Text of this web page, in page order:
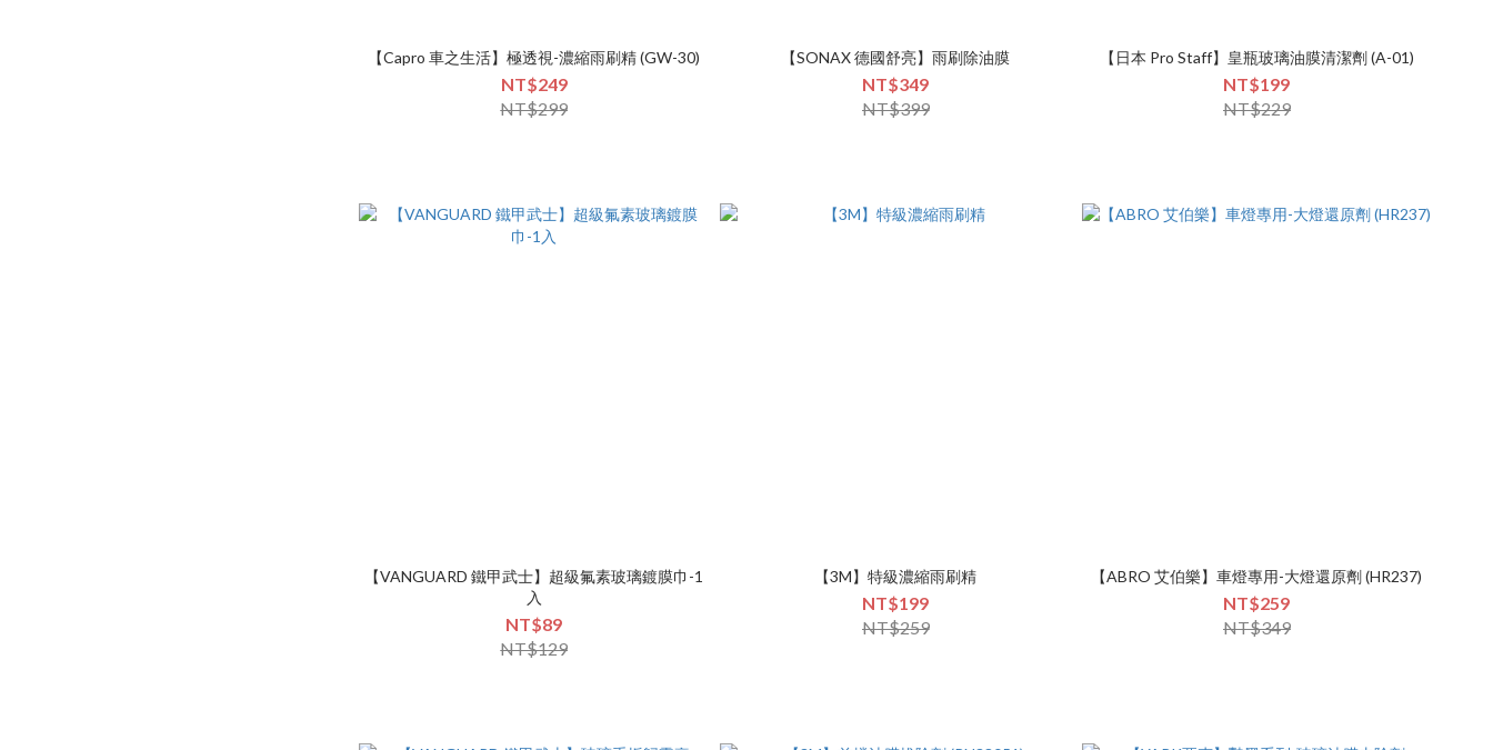
【Capro 車之生活】極透視-濃縮雨刷精 (GW-30)
NT$249
NT$299
【SONAX 德國舒亮】雨刷除油膜
NT$349
NT$399
【日本 Pro Staff】皇瓶玻璃油膜清潔劑 (A-01)
NT$199
NT$229
【VANGUARD 鐵甲武士】超級氟素玻璃鍍膜巾-1
入
NT$89
NT$129
【3M】特級濃縮雨刷精
NT$199
NT$259
【ABRO 艾伯樂】車燈專用-大燈還原劑 (HR237)
NT$259
NT$349